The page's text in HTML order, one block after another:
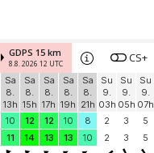
GDPS 15 km
8.8. 2026 12 UTC CS+
Sa
8.
13h
Sa
8.
15h
Sa
8.
17h
Sa
8.
19h
Sa
8.
21h
Su
9.
03h
Su
9.
05h
Su
9.
07h
10
12 12 10 8 2 3 5
11
14 13 13 10 2 3 5